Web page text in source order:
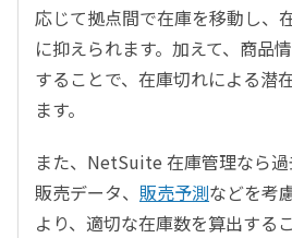
応じて拠点間で在庫を移動し、
に抑えられます。加えて、商品
することで、在庫切れによる潜
ます。
また、NetSuite 在庫管理なら
販売データ、 販売予測などを考
より、適切な在庫数を算出する